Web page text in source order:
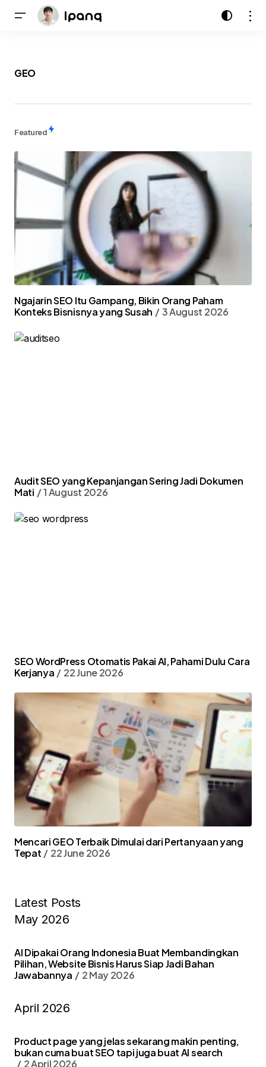
GEO
Featured
Ngajarin SEO Itu Gampang, Bikin Orang Paham
Konteks Bisnisnya yang Susah
3 August 2026
Audit SEO yang Kepanjangan Sering Jadi Dokumen
Mati
1 August 2026
SEO WordPress Otomatis Pakai AI, Pahami Dulu Cara
Kerjanya
22 June 2026
Mencari GEO Terbaik Dimulai dari Pertanyaan yang
Tepat
22 June 2026
Latest Posts
May 2026
AI Dipakai Orang Indonesia Buat Membandingkan
Pilihan, Website Bisnis Harus Siap Jadi Bahan
Jawabannya
2 May 2026
April 2026
Product page yang jelas sekarang makin penting,
bukan cuma buat SEO tapi juga buat AI search
2 April 2026